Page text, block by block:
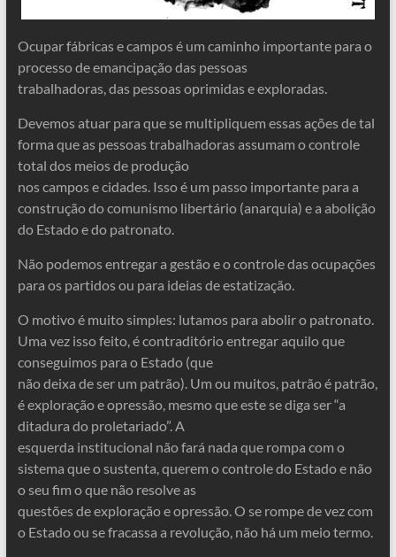
Ocupar fábricas e campos é um caminho importante para o
processo de emancipação das pessoas
trabalhadoras, das pessoas oprimidas e exploradas.
Devemos atuar para que se multipliquem essas ações de tal
forma que as pessoas trabalhadoras assumam o controle
total dos meios de produção
nos campos e cidades. Isso é um passo importante para a
construção do comunismo libertário (anarquia) e a abolição
do Estado e do patronato.
Não podemos entregar a gestão e o controle das ocupações
para os partidos ou para ideias de estatização.
O motivo é muito simples: lutamos para abolir o patronato.
Uma vez isso feito, é contraditório entregar aquilo que
conseguimos para o Estado (que
não deixa de ser um patrão). Um ou muitos, patrão é patrão,
é exploração e opressão, mesmo que este se diga ser “a
ditadura do proletariado”. A
esquerda institucional não fará nada que rompa com o
sistema que o sustenta, querem o controle do Estado e não
o seu fim o que não resolve as
questões de exploração e opressão. O se rompe de vez com
o Estado ou se fracassa a revolução, não há um meio termo.